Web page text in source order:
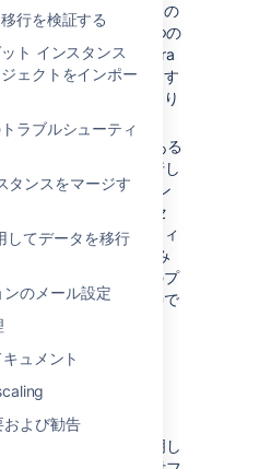
行を検証する
ト インスタンス
ェクトをインポー
ラブルシューティ
タンスをマージす
してデータを移行
のメール設定
ュメント
および勧告
す。両方の会社が独自の
スを所有していて、1 つの
統合を決定します。Jira
スとマージするには、す
トを移行する必要があり
スのバランシング
- ある
ンスタンスを 2 つ実行し
500 ユーザー ライセン
10,000 ユーザー ライセ
インスタンスでアクティ
ユーザーが 8,000 のみ
ンスタンスから一部のプ
ことでバランスを改善で
for Jira
Configurator for Jira
を移行する方法を説明し